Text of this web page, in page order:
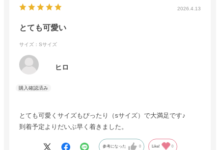
2026.4.13
とても可愛い
サイズ：Sサイズ
ヒロ
とても可愛くサイズもぴったり（sサイズ）で大満足です♪
到着予定よりだいぶ早く着きました。
参考になった 0 Like! 0